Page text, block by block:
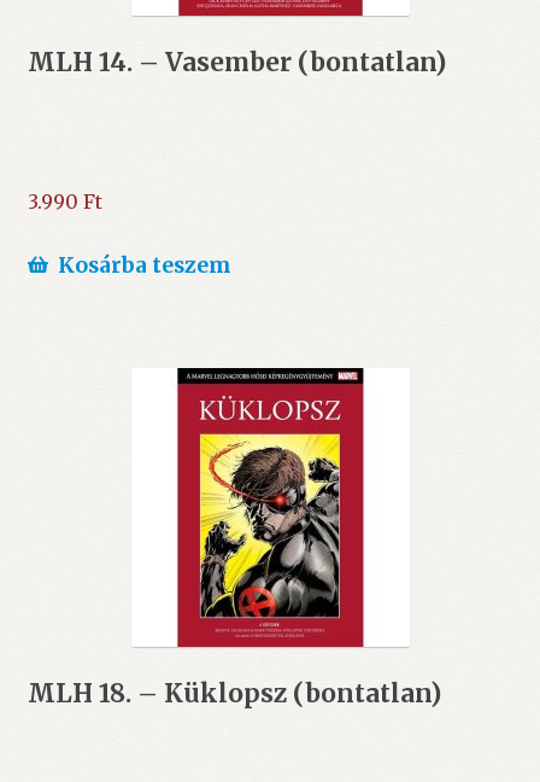
MLH 14. – Vasember (bontatlan)
3.990 Ft
Kosárba teszem
MLH 18. – Küklopsz (bontatlan)